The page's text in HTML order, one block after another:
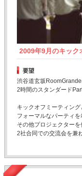
2009年9月のキック
要望
渋谷道玄坂
2時間のスタンダード
キックオフミーティン
フォーマルなパーティを
その他プロジェクターを
2社合同での交流会を兼